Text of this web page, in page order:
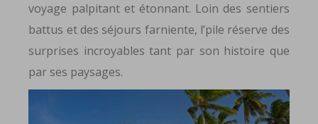
voyage palpitant et étonnant. Loin des sentiers
battus et des séjours farniente, l’pile réserve des
surprises incroyables tant par son histoire que
par ses paysages.